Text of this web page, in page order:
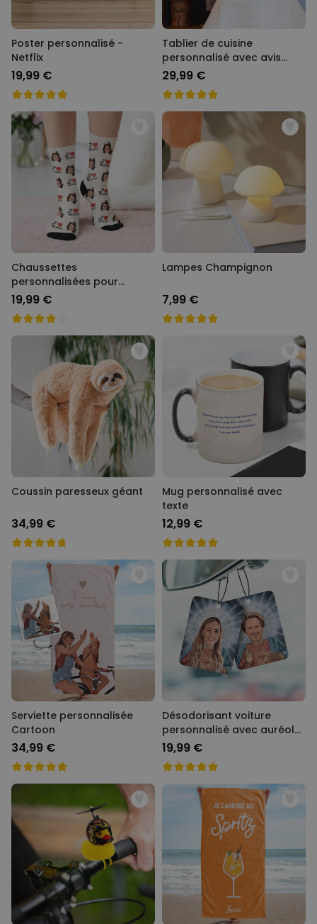
Poster personnalisé -
Netflix
19,99 €
Tablier de cuisine
personnalisé avec avis
client
29,99 €
Chaussettes
personnalisées pour
maman ou papa
19,99 €
Lampes Champignon
7,99 €
Coussin paresseux géant
34,99 €
Mug personnalisé avec
texte
12,99 €
Serviette personnalisée
Cartoon
34,99 €
Désodorisant voiture
personnalisé avec auréole
et visage - Lot de 2
19,99 €